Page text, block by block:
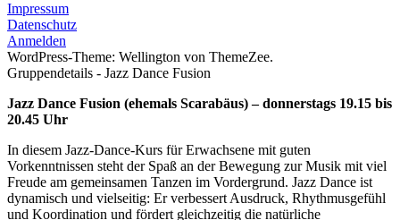
Impressum
Datenschutz
Anmelden
WordPress-Theme: Wellington von ThemeZee.
Gruppendetails - Jazz Dance Fusion
Jazz Dance Fusion (ehemals Scarabäus) – donnerstags 19.15 bis
20.45 Uhr
In diesem Jazz-Dance-Kurs für Erwachsene mit guten
Vorkenntnissen steht der Spaß an der Bewegung zur Musik mit viel
Freude am gemeinsamen Tanzen im Vordergrund. Jazz Dance ist
dynamisch und vielseitig: Er verbessert Ausdruck, Rhythmusgefühl
und Koordination und fördert gleichzeitig die natürliche